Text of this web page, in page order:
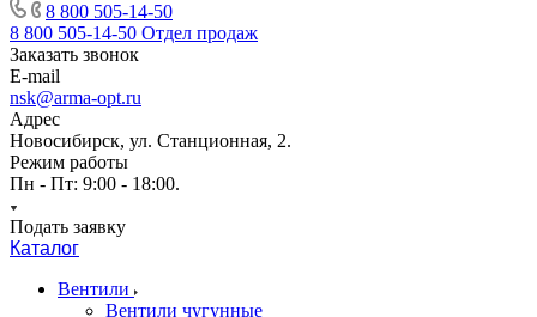
8 800 505-14-50
8 800 505-14-50 Отдел продаж
Заказать звонок
E-mail
nsk@arma-opt.ru
Адрес
Новосибирск, ул. Станционная, 2.
Режим работы
Пн - Пт: 9:00 - 18:00.
Подать заявку
Каталог
Вентили
Вентили чугунные